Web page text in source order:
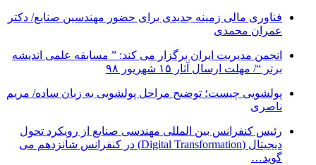
فناوری مالی زمینه جدیدی برای حضور مهندسین صنایع/ دکتر
عمران محمدی
انجمن مدیریت ایران برگزار می کند: ” مسابقه علمی اندیشه
برتر “/ مهلت ارسال آثار ۱۵ شهریور ۹۸
پولشویی چیست؛ توضیح مراحل پولشویی به زبان ساده/ مریم
ناصری
رئیس کنفرانس بین المللی مهندسی صنایع از رویکرد تحول
دیجیتال (Digital Transformation) در کنفرانس شانزدهم می
گوید…